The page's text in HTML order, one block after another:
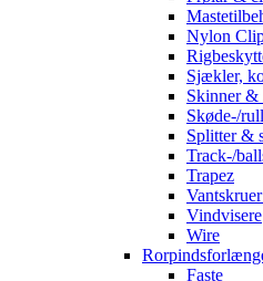
Nylon
Sjækler,
Skinner &
Skøde-/
Splitter &
Track-/
Trapez
Vindvisere
Wire
Faste